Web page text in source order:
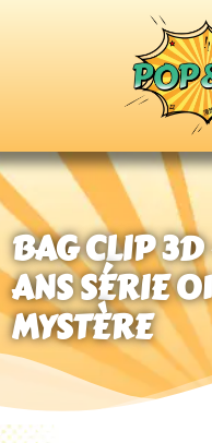
BAG CLIP
ANS SÉRIE
MYSTÈRE